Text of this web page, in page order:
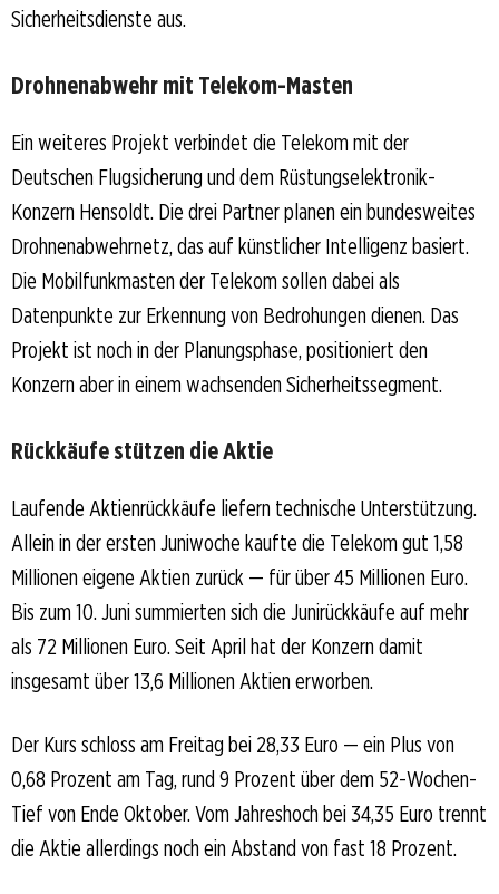
Sicherheitsdienste aus.
Drohnenabwehr mit Telekom-Masten
Ein weiteres Projekt verbindet die Telekom mit der
Deutschen Flugsicherung und dem Rüstungselektronik-
Konzern Hensoldt. Die drei Partner planen ein bundesweites
Drohnenabwehrnetz, das auf künstlicher Intelligenz basiert.
Die Mobilfunkmasten der Telekom sollen dabei als
Datenpunkte zur Erkennung von Bedrohungen dienen. Das
Projekt ist noch in der Planungsphase, positioniert den
Konzern aber in einem wachsenden Sicherheitssegment.
Rückkäufe stützen die Aktie
Laufende Aktienrückkäufe liefern technische Unterstützung.
Allein in der ersten Juniwoche kaufte die Telekom gut 1,58
Millionen eigene Aktien zurück — für über 45 Millionen Euro.
Bis zum 10. Juni summierten sich die Junirückkäufe auf mehr
als 72 Millionen Euro. Seit April hat der Konzern damit
insgesamt über 13,6 Millionen Aktien erworben.
Der Kurs schloss am Freitag bei 28,33 Euro — ein Plus von
0,68 Prozent am Tag, rund 9 Prozent über dem 52-Wochen-
Tief von Ende Oktober. Vom Jahreshoch bei 34,35 Euro trennt
die Aktie allerdings noch ein Abstand von fast 18 Prozent.